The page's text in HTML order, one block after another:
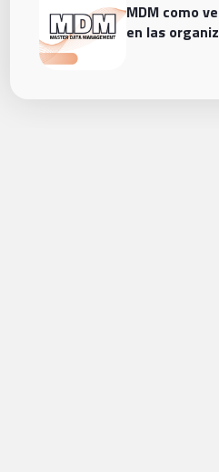
MDM como
en las